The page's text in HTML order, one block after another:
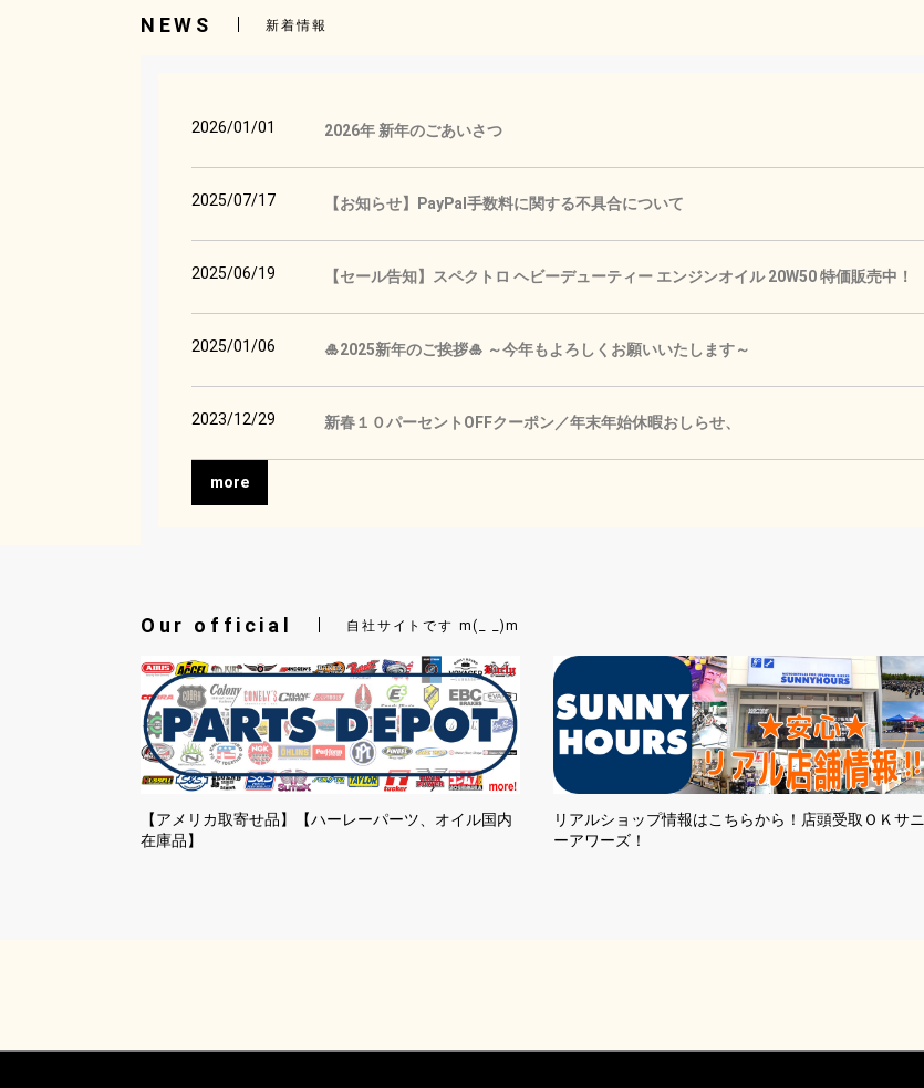
NEWS 新着情報
2026/01/01 2026年 新年のごあいさつ
2025/07/17 【お知らせ】PayPal手数料に関する不具合について
2025/06/19 【セール告知】スペクトロ ヘビーデューティー エンジンオイル 20W50 特価販売中！
2025/01/06 🎍2025新年のご挨拶🎍 ～今年もよろしくお願いいたします～
2023/12/29 新春１０パーセントOFFクーポン／年末年始休暇おしらせ、
more
Our official 自社サイトです m(_ _)m
【アメリカ取寄せ品】【ハーレーパーツ、オイル国内
在庫品】
リアルショップ情報はこちらから！店頭受取ＯＫサニ
ーアワーズ！